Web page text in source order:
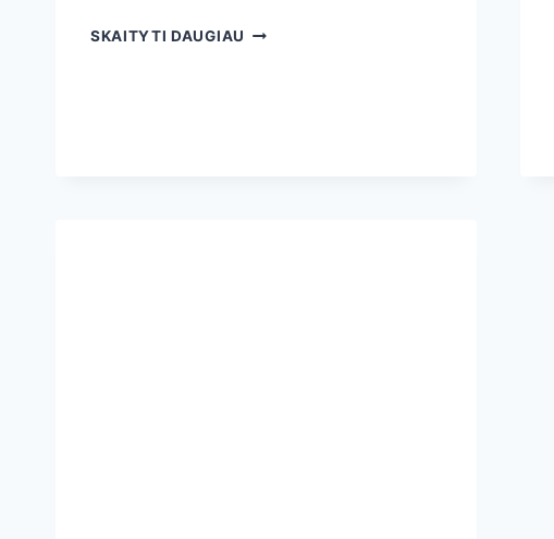
SKAITYTI DAUGIAU